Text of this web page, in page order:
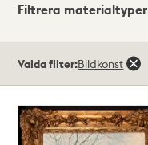
Visningsläge
Filtrera materialtyper
träffar
Valda filter:Bildkonst